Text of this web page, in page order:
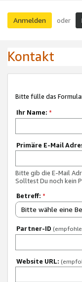
Anmelden oder
Kontakt
Bitte fülle das
Ihr Name: *
Primäre E-Mail
Bitte gib die E-Mail
Solltest Du noch kein
Betreff: *
Bitte wähle eine
Partner-ID
Website URL: